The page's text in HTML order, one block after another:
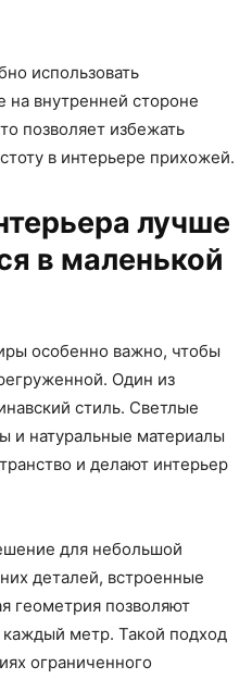
использовать
внутренней стороне
позволяет избежать
в интерьере прихожей.
лучше
в маленькой
особенно важно, чтобы
Один из
стиль. Светлые
и натуральные материалы
и делают интерьер
для небольшой
деталей, встроенные
геометрия позволяют
каждый метр. Такой подход
ограниченного